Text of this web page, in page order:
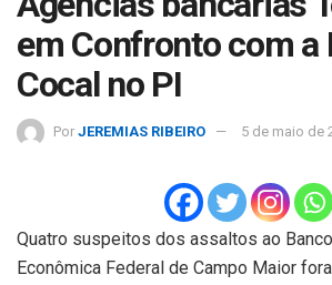
em Confronto com a
Cocal no PI
Por JEREMIAS RIBEIRO 5 de maio de
Quatro suspeitos dos assaltos ao
Econômica Federal de Campo Maior